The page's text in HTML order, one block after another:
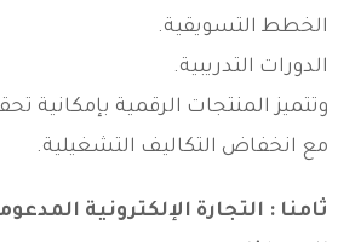
الخطط التسويقية.
الدورات التدريبية.
وتتميز المنتجات الرقمية بإمكانية
مع انخفاض التكاليف التشغيلية.
ثامنا : التجارة الإلكترونية